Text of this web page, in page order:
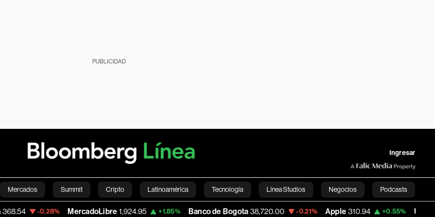
PUBLICIDAD
Ingresar
Mercados Summit Cripto Latinoamérica Tecnología Línea Studios Negocios Podcasts
Economía Estilo de vida Mundo Videos English
MercadoLibre 1,924.95 +1.85% Banco de Bogota 38,720.00 -0.21% Apple 310.94 +0.55% USD COP 3,175.95